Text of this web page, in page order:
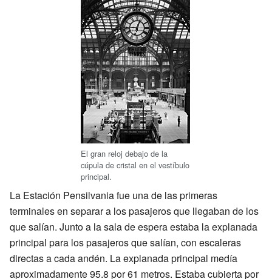
El gran reloj debajo de la
cúpula de cristal en el vestíbulo
principal.
La Estación Pensilvania fue una de las primeras
terminales en separar a los pasajeros que llegaban de los
que salían. Junto a la sala de espera estaba la explanada
principal para los pasajeros que salían, con escaleras
directas a cada andén. La explanada principal medía
aproximadamente 95.8 por 61 metros. Estaba cubierta por